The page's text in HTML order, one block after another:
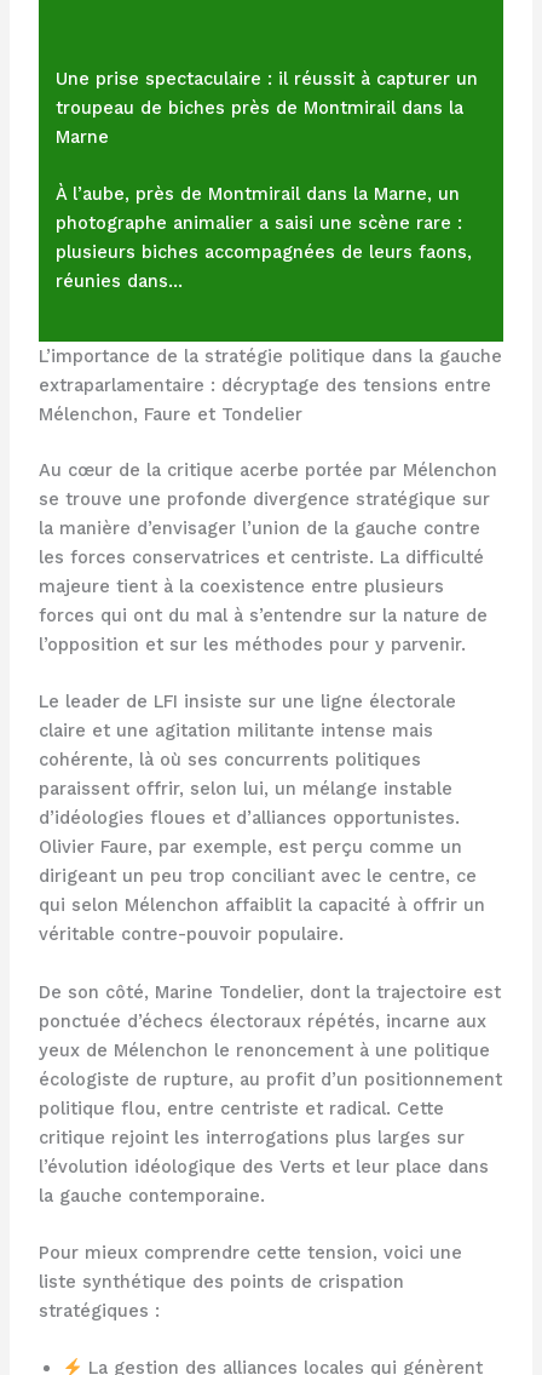
Une prise spectaculaire : il réussit à capturer un
troupeau de biches près de Montmirail dans la
Marne
À l’aube, près de Montmirail dans la Marne, un
photographe animalier a saisi une scène rare :
plusieurs biches accompagnées de leurs faons,
réunies dans…
L’importance de la stratégie politique dans la gauche
extraparlamentaire : décryptage des tensions entre
Mélenchon, Faure et Tondelier
Au cœur de la critique acerbe portée par Mélenchon
se trouve une profonde divergence stratégique sur
la manière d’envisager l’union de la gauche contre
les forces conservatrices et centriste. La difficulté
majeure tient à la coexistence entre plusieurs
forces qui ont du mal à s’entendre sur la nature de
l’opposition et sur les méthodes pour y parvenir.
Le leader de LFI insiste sur une ligne électorale
claire et une agitation militante intense mais
cohérente, là où ses concurrents politiques
paraissent offrir, selon lui, un mélange instable
d’idéologies floues et d’alliances opportunistes.
Olivier Faure, par exemple, est perçu comme un
dirigeant un peu trop conciliant avec le centre, ce
qui selon Mélenchon affaiblit la capacité à offrir un
véritable contre-pouvoir populaire.
De son côté, Marine Tondelier, dont la trajectoire est
ponctuée d’échecs électoraux répétés, incarne aux
yeux de Mélenchon le renoncement à une politique
écologiste de rupture, au profit d’un positionnement
politique flou, entre centriste et radical. Cette
critique rejoint les interrogations plus larges sur
l’évolution idéologique des Verts et leur place dans
la gauche contemporaine.
Pour mieux comprendre cette tension, voici une
liste synthétique des points de crispation
stratégiques :
La gestion des alliances locales qui génèrent